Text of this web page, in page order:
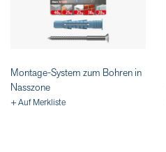
Montage-System zum Bohren in
Nasszone
+ Auf Merkliste